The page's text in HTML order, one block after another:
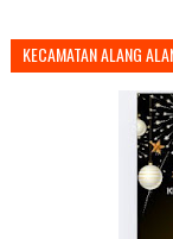
KECAMATAN ALANG